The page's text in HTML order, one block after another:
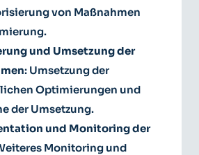
von Maßnahmen
und Umsetzung der
: Umsetzung der
Optimierungen und
der Umsetzung.
und Monitoring der
Monitoring und